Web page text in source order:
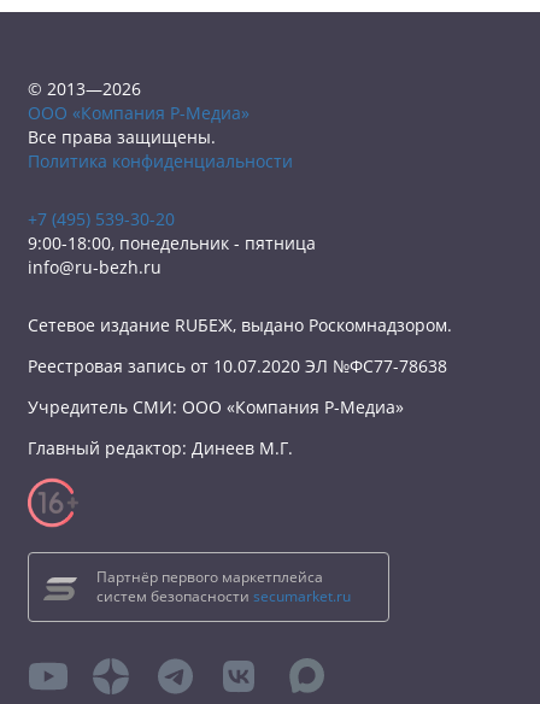
© 2013—2026
ООО «Компания Р-Медиа»
Все права защищены.
Политика конфиденциальности
+7 (495) 539-30-20
9:00-18:00, понедельник - пятница
info@ru-bezh.ru
Сетевое издание RUБЕЖ, выдано Роскомнадзором.
Реестровая запись от 10.07.2020 ЭЛ №ФС77-78638
Учредитель СМИ: ООО «Компания Р-Медиа»
Главный редактор: Динеев М.Г.
Партнёр первого маркетплейса
систем безопасности secumarket.ru